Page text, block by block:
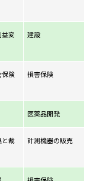
変
建設
保険
損害保険
医薬品開発
と裁
計測機器の販売